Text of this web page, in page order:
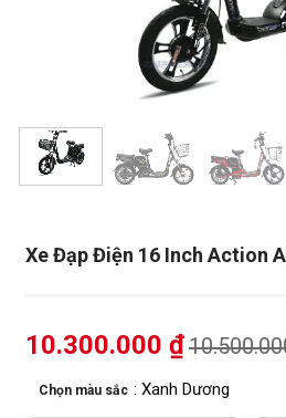
Xe Đạp Điện 16 Inch Action
10.300.000 ₫
Chọn màu sắc : Xanh Dương